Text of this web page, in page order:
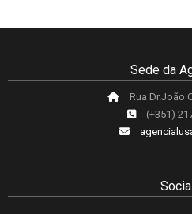
Sede da
Rua Dr.João
(+351)
Social